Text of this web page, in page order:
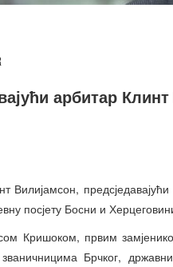
арбитар
Вилијамсон,
посјету Босни и
Кришоком, првим
Брчког,